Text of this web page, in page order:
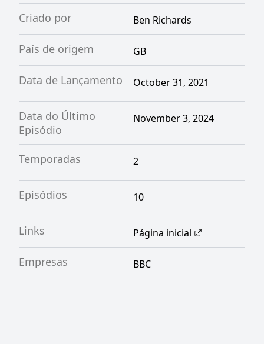
Criado por Ben Richards
País de origem GB
Data de Lançamento October 31, 2021
Data do Último
Episódio
November 3, 2024
Temporadas 2
Episódios 10
Links Página inicial
Empresas BBC